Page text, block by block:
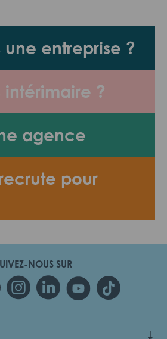
une entreprise ?
intérimaire ?
agence
pour
NOUS SUR